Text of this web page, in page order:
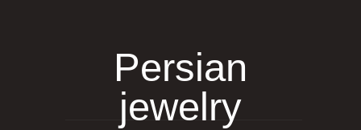
Persian
jewelry